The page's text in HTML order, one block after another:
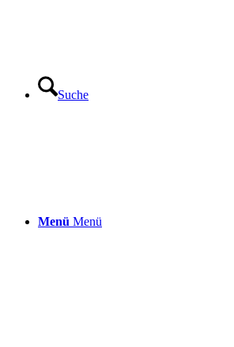
Suche
Menü Menü